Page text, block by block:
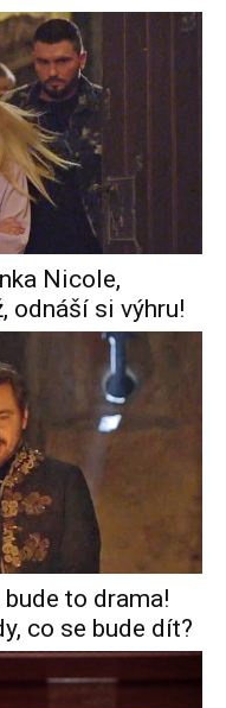
Nicole,
odnáší si výhru!
to drama!
co se bude dít?